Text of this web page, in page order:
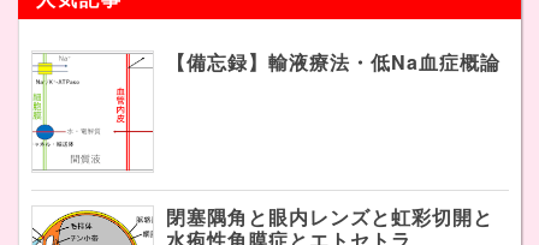
【備忘録】輸液療法・低Na血症概論
閉塞隅角と眼内レンズと虹彩切開と
水疱性角膜症とエトセトラ